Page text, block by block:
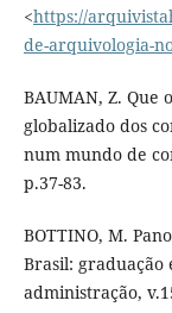
<https://
de-arquivologia-
BAUMAN, Z.
globalizado dos
num mundo de
p.37-83.
BOTTINO, M.
Brasil: graduação
administração,